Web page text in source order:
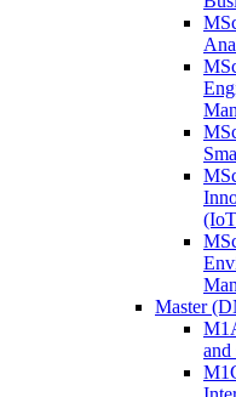
Master
and